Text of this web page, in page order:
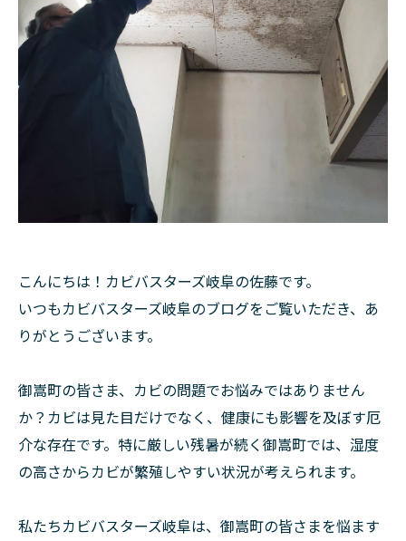
こんにちは！カビバスターズ岐阜の佐藤です。
いつもカビバスターズ岐阜のブログをご覧いただき、あ
りがとうございます。
御嵩町の皆さま、カビの問題でお悩みではありません
か？カビは見た目だけでなく、健康にも影響を及ぼす厄
介な存在です。特に厳しい残暑が続く御嵩町では、湿度
の高さからカビが繁殖しやすい状況が考えられます。
私たちカビバスターズ岐阜は、御嵩町の皆さまを悩ます